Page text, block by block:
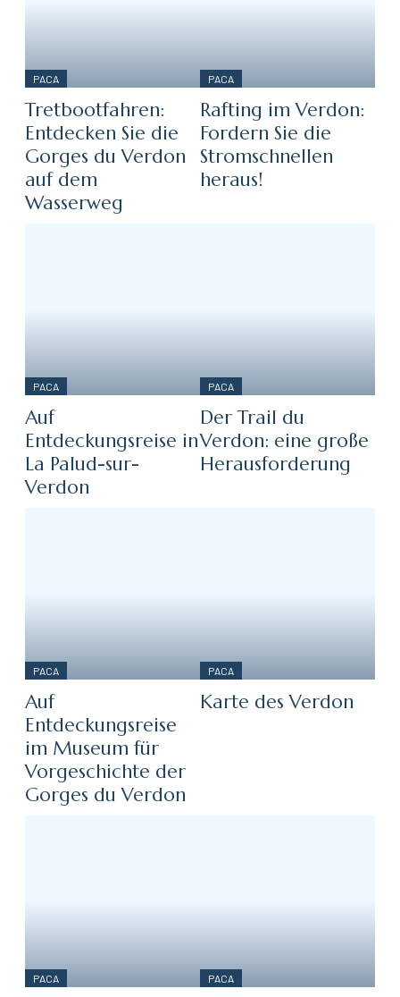
PACA
Tretbootfahren:
Entdecken Sie die
Gorges du Verdon
auf dem
Wasserweg
PACA
Rafting im Verdon:
Fordern Sie die
Stromschnellen
heraus!
PACA
Auf
Entdeckungsreise in
La Palud-sur-
Verdon
PACA
Der Trail du
Verdon: eine große
Herausforderung
PACA
Auf
Entdeckungsreise
im Museum für
Vorgeschichte der
Gorges du Verdon
PACA
Karte des Verdon
PACA PACA